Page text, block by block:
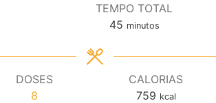
TEMPO TOTAL
45minutos
minutos
DOSES
8
CALORIAS
759 kcal